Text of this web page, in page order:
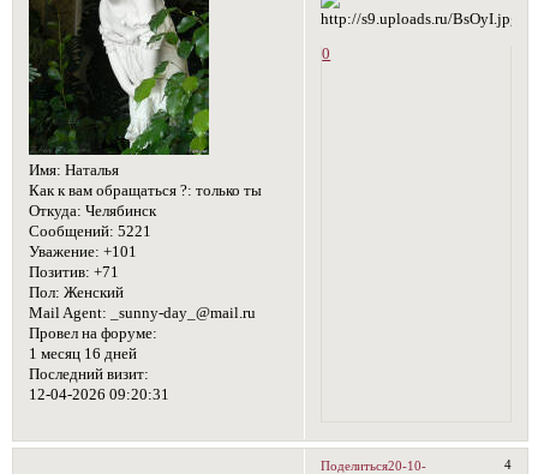
Имя: Наталья
Как к вам обращаться ?: только ты
Откуда: Челябинск
Сообщений: 5221
Уважение: +101
Позитив: +71
Пол: Женский
Mail Agent: _sunny-day_@mail.ru
Провел на форуме:
1 месяц 16 дней
Последний визит:
12-04-2026 09:20:31
0
Поделиться 4
20-10-